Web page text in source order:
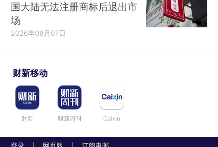
国大陆无法注册商标后退出市
场
2026年08月07日
财新移动
财新 财新周刊 Caixin